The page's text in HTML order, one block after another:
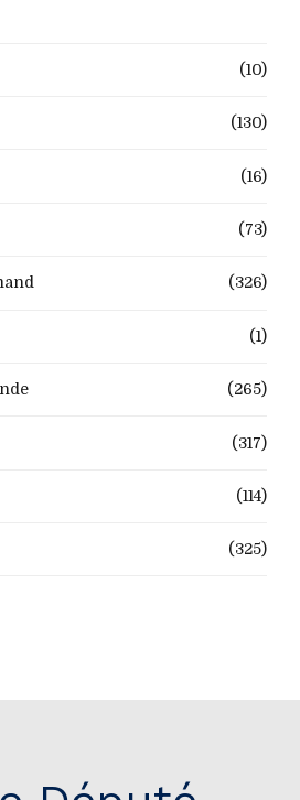
(10)
(130)
(16)
(73)
(326)
(1)
(265)
(317)
(114)
(325)